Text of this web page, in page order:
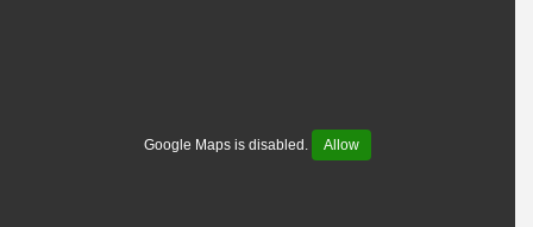
Google Maps is disabled. Allow